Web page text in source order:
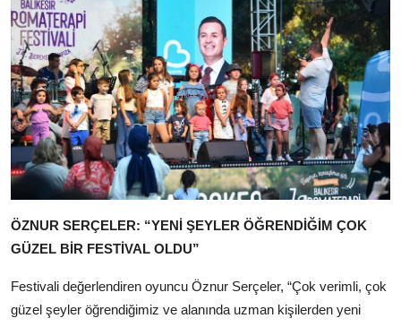
ÖZNUR SERÇELER: “YENİ ŞEYLER ÖĞRENDİĞİM ÇOK
GÜZEL BİR FESTİVAL OLDU”
Festivali değerlendiren oyuncu Öznur Serçeler, “Çok verimli, çok
güzel şeyler öğrendiğimiz ve alanında uzman kişilerden yeni